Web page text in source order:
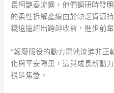
長柯艷春流露，他們調研時發
的柔性拆解產線由於缺乏貨源
錢遠遠超出跨越收益，進步前
“報廢服役的動力電池流進非正
化與平安隱患，這與成長新動
很是焦急。